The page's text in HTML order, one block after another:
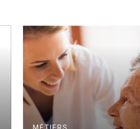
MÉTIERS